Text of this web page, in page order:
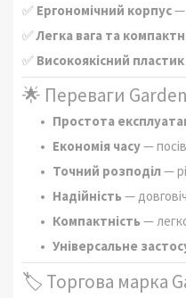
✅ Ергономічний корпус—
✅Легка вага та
✅ Високоякісний пластик
🌟 Переваги
Простота
Економія часу—
Точний розподіл—
Надійність —
Компактність —
Універсальне
🏷️ Торгова марка